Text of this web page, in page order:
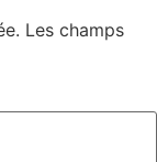
Les champs